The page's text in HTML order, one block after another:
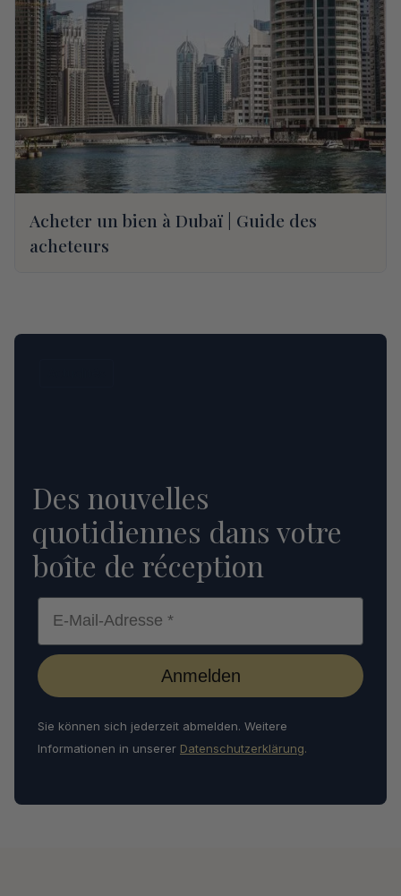
Acheter un bien à Dubaï | Guide des
acheteurs
Des nouvelles
quotidiennes dans votre
boîte de réception
E-Mail-Adresse *
Anmelden
Sie können sich jederzeit abmelden. Weitere
Informationen in unserer Datenschutzerklärung.